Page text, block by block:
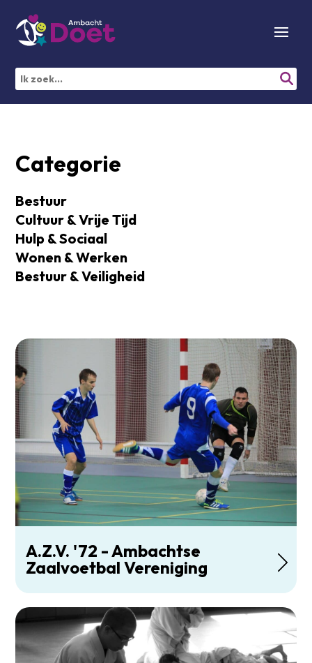
Categorie
Bestuur
Cultuur & Vrije Tijd
Hulp & Sociaal
Wonen & Werken
Bestuur & Veiligheid
A.Z.V. '72 - Ambachtse
Zaalvoetbal Vereniging